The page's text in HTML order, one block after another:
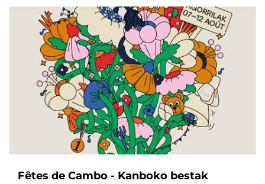
Fêtes de Cambo - Kanboko bestak